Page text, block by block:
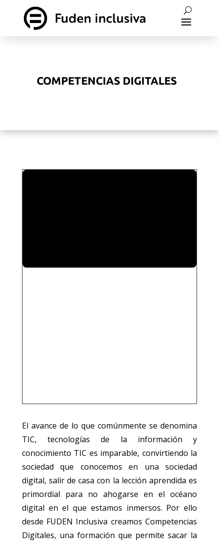
COMPETENCIAS DIGITALES
El avance de lo que comúnmente se denomina
TIC, tecnologías de la información y
conocimiento TIC es imparable, convirtiendo la
sociedad que conocemos en una sociedad
digital, salir de casa con la lección aprendida es
primordial para no ahogarse en el océano
digital en el que estamos inmersos. Por ello
desde FUDEN Inclusiva creamos Competencias
Digitales, una formación que permite sacar la